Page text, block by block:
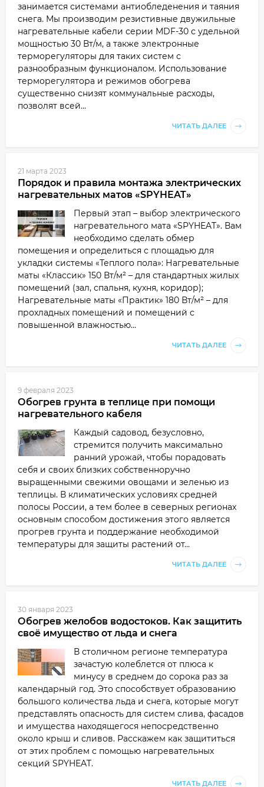
занимается системами антиобледенения и таяния
снега. Мы производим резистивные двужильные
нагревательные кабели серии MDF-30 с удельной
мощностью 30 Вт/м, а также электронные
терморегуляторы для таких систем с
разнообразным функционалом. Использование
терморегулятора и режимов обогрева
существенно снизят коммунальные расходы,
позволят всей...
ЧИТАТЬ ДАЛЕЕ
21 марта 2023
Порядок и правила монтажа электрических
нагревательных матов «SPYHEAT»
Первый этап – выбор электрического
нагревательного мата «SPYHEAT». Вам
необходимо сделать обмер
помещения и определиться с площадью для
укладки системы «Теплого пола»: Нагревательные
маты «Классик» 150 Вт/м² – для стандартных жилых
помещений (зал, спальня, кухня, коридор);
Нагревательные маты «Практик» 180 Вт/м² – для
прохладных помещений и помещений с
повышенной влажностью...
ЧИТАТЬ ДАЛЕЕ
9 февраля 2023
Обогрев грунта в теплице при помощи
нагревательного кабеля
Каждый садовод, безусловно,
стремится получить максимально
ранний урожай, чтобы порадовать
себя и своих близких собственноручно
выращенными свежими овощами и зеленью из
теплицы. В климатических условиях средней
полосы России, а тем более в северных регионах
основным способом достижения этого является
прогрев грунта и поддержание необходимой
температуры для защиты растений от...
ЧИТАТЬ ДАЛЕЕ
30 января 2023
Обогрев желобов водостоков. Как защитить
своё имущество от льда и снега
В столичном регионе температура
зачастую колеблется от плюса к
минусу в среднем до сорока раз за
календарный год. Это способствует образованию
большого количества льда и снега, которые могут
представлять опасность для систем слива, фасадов
и имущества находящегося непосредственно
около крыш и сливов. Расскажем как защититься
от этих проблем с помощью нагревательных
секций SPYHEAT.
ЧИТАТЬ ДАЛЕЕ